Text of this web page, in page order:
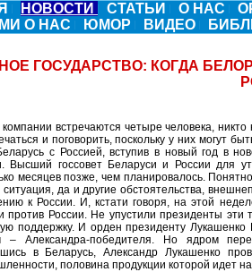
НОВОСТИ СТАТЬИ О НАС
О НАС
ЮМОР ВИДЕО
ГОСУДАРСТВО: КОГДА
компании встречаются четыре человека,
и поговорить, поскольку у них могут
с Россией, вступив в новый год в
Высший госсовет Беларуси и России для
месяцев позже, чем планировалось.
ситуация, да и другие обстоятельства,
к России. И, кстати говоря, на этой
против России. Не упустили президенты
поддержку. И орден президенту
– Александра-победителя. Но ядром
в Беларусь, Александр Лукашенко
половина продукции которой идет